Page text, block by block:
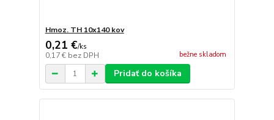
Hmoz. TH 10x140 kov
0,21 €/ks
0,17 € bez DPH bežne skladom
Pridať do košíka